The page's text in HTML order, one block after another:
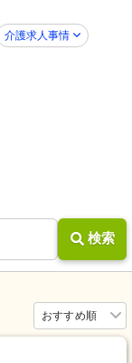
介護求人事情
検索
おすすめ順